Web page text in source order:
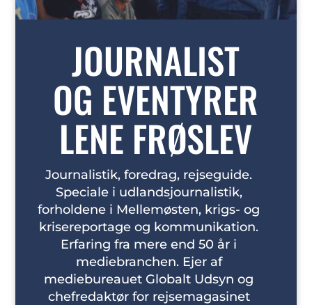
JOURNALIST
OG EVENTYRER
LENE FRØSLEV
Journalistik, foredrag, rejseguide.
Speciale i udlandsjournalistik,
forholdene i Mellemøsten, krigs- og
krisereportage og kommunikation.
Erfaring fra mere end 50 år i
mediebranchen. Ejer af
mediebureauet Globalt Udsyn og
chefredaktør for rejsemagasinet